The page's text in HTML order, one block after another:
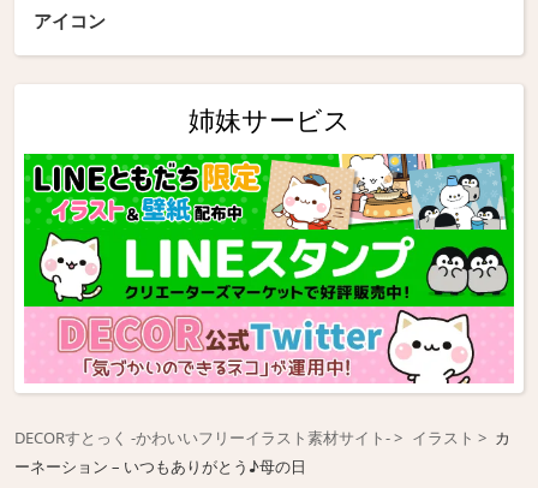
アイコン
姉妹サービス
DECORすとっく -かわいいフリーイラスト素材サイト- イラスト
カ
ーネーション – いつもありがとう♪母の日